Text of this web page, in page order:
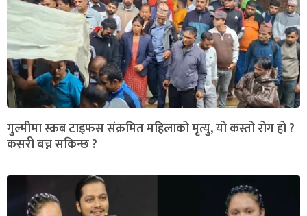
गुल्मीमा स्क्रब टाइफस संक्रमित महिलाको मृत्यु, यो कस्तो रोग हो ?
कसरी बच्न सकिन्छ ?